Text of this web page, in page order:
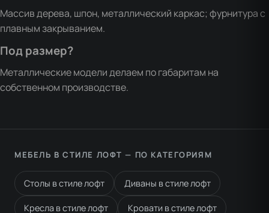
Массив дерева, шпон, металлический каркас; фурнитура с
плавным закрыванием.
Под размер?
Металлические модели делаем по габаритам на
собственном производстве.
МЕБЕЛЬ В СТИЛЕ ЛОФТ — ПО КАТЕГОРИЯМ
Столы в стиле лофт Диваны в стиле лофт
Кресла в стиле лофт Кровати в стиле лофт